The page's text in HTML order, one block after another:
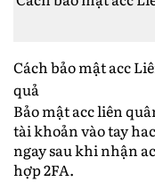
Cách bảo mật acc
quả
Bảo mật acc liên
tài khoản vào tay
ngay sau khi nhận
hợp 2FA.